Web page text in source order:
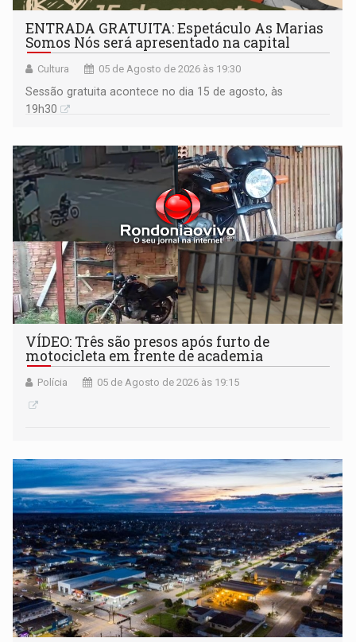
ENTRADA GRATUITA: Espetáculo As Marias
Somos Nós será apresentado na capital
Cultura 05 de Agosto de 2026 às 19:30
Sessão gratuita acontece no dia 15 de agosto, às
19h30
VÍDEO: Três são presos após furto de
motocicleta em frente de academia
Polícia 05 de Agosto de 2026 às 19:15